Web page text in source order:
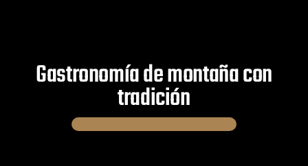
Gastronomía de montaña con
tradición